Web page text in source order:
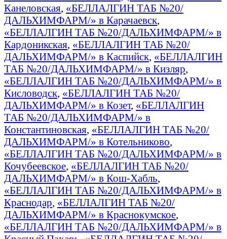
Канеловская, «БЕЛЛАЛГИН ТАБ №20/
ДАЛЬХИМФАРМ/» в Карачаевск,
«БЕЛЛАЛГИН ТАБ №20/ДАЛЬХИМФАРМ/» в
Кардоникская, «БЕЛЛАЛГИН ТАБ №20/
ДАЛЬХИМФАРМ/» в Каспийск, «БЕЛЛАЛГИН
ТАБ №20/ДАЛЬХИМФАРМ/» в Кизляр,
«БЕЛЛАЛГИН ТАБ №20/ДАЛЬХИМФАРМ/» в
Кисловодск, «БЕЛЛАЛГИН ТАБ №20/
ДАЛЬХИМФАРМ/» в Козет, «БЕЛЛАЛГИН
ТАБ №20/ДАЛЬХИМФАРМ/» в
Константиновская, «БЕЛЛАЛГИН ТАБ №20/
ДАЛЬХИМФАРМ/» в Котельниково,
«БЕЛЛАЛГИН ТАБ №20/ДАЛЬХИМФАРМ/» в
Кочубеевское, «БЕЛЛАЛГИН ТАБ №20/
ДАЛЬХИМФАРМ/» в Кош-Хабль,
«БЕЛЛАЛГИН ТАБ №20/ДАЛЬХИМФАРМ/» в
Краснодар, «БЕЛЛАЛГИН ТАБ №20/
ДАЛЬХИМФАРМ/» в Краснокумское,
«БЕЛЛАЛГИН ТАБ №20/ДАЛЬХИМФАРМ/» в